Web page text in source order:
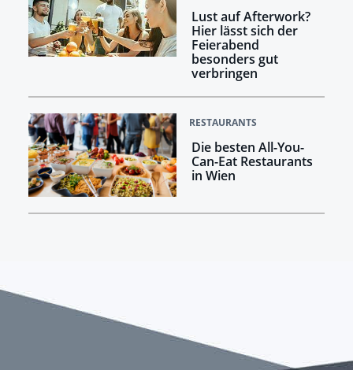
Lust auf Afterwork?
Hier lässt sich der
Feierabend
besonders gut
verbringen
RESTAURANTS
Die besten All-You-
Can-Eat Restaurants
in Wien